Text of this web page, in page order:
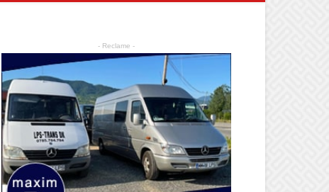
- Reclame -